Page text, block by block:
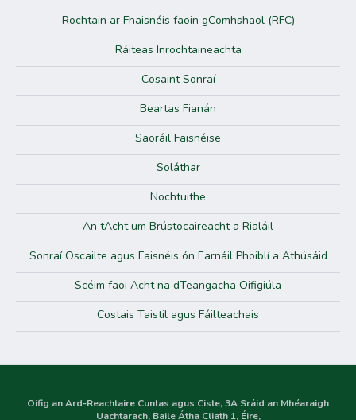
Rochtain ar Fhaisnéis faoin gComhshaol (RFC)
Ráiteas Inrochtaineachta
Cosaint Sonraí
Beartas Fianán
Saoráil Faisnéise
Soláthar
Nochtuithe
An tAcht um Brústocaireacht a Rialáil
Sonraí Oscailte agus Faisnéis ón Earnáil Phoiblí a Athúsáid
Scéim faoi Acht na dTeangacha Oifigiúla
Costais Taistil agus Fáilteachais
Oifig an Ard-Reachtaire Cuntas agus Ciste, 3A Sráid an Mhéaraigh
Uachtarach, Baile Átha Cliath 1, Éire,